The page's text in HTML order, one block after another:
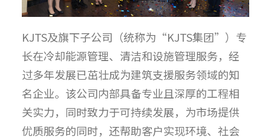
KJTS及旗下子公司（统称为“KJTS集团”）专
长在冷却能源管理、清洁和设施管理服务，经
过多年发展已茁壮成为建筑支援服务领域的知
名企业。该公司内部具备专业且深厚的工程相
关实力，同时致力于可持续发展，为市场提供
优质服务的同时，还帮助客户实现环境、社会